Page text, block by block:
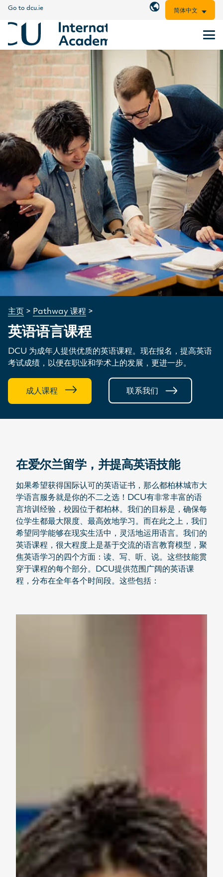
Go to dcu.ie 简体中文
主页 > Pathway 课程 >
英语语言课程
DCU 为成年人提供优质的英语课程。现在报名，提高英语
考试成绩，以便在职业和学术上的发展，更进一步。
成人课程 联系我们
在爱尔兰留学，并提高英语技能
如果希望获得国际认可的英语证书，那么都柏林城市大
学语言服务就是你的不二之选！DCU有非常丰富的语
言培训经验，校园位于都柏林。我们的目标是，确保每
位学生都最大限度、最高效地学习。而在此之上，我们
希望同学能够在现实生活中，灵活地运用语言。我们的
英语课程，很大程度上是基于交流的语言教育模型，聚
焦英语学习的四个方面：读、写、听、说。这些技能贯
穿于课程的每个部分。DCU提供范围广阔的英语课
程，分布在全年各个时间段。这些包括：